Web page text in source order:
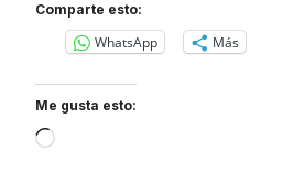
Comparte esto:
WhatsApp Más
Me gusta esto:
Loading…